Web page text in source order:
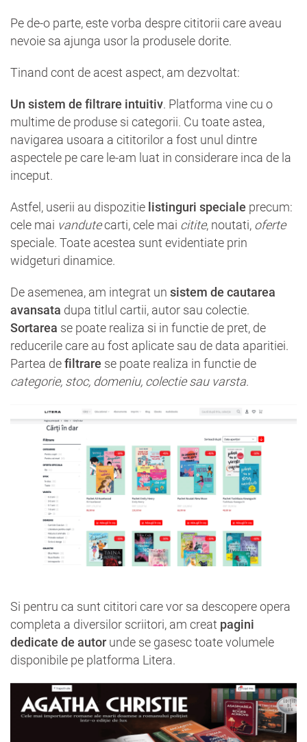
Pe de-o parte, este vorba despre cititorii care aveau
nevoie sa ajunga usor la produsele dorite.
Tinand cont de acest aspect, am dezvoltat:
Un sistem de filtrare intuitiv. Platforma vine cu o
multime de produse si categorii. Cu toate astea,
navigarea usoara a cititorilor a fost unul dintre
aspectele pe care le-am luat in considerare inca de la
inceput.
Astfel, userii au dispozitie listinguri speciale precum:
cele mai vandutecarti, cele mai citite, noutati, oferte
speciale. Toate acestea sunt evidentiate prin
widgeturi dinamice.
De asemenea, am integrat un sistem de cautarea
avansata dupa titlul cartii, autor sau colectie.
Sortarea se poate realiza si in functie de pret, de
reducerile care au fost aplicate sau de data aparitiei.
Partea defiltrare se poate realiza in functie de
categorie, stoc, domeniu, colectie sau varsta.
Si pentru ca sunt cititori care vor sa descopere opera
completa a diversilor scriitori, am creat pagini
dedicate de autor unde se gasesc toate volumele
disponibile pe platforma Litera.